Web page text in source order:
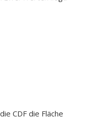
CDF die Fläche